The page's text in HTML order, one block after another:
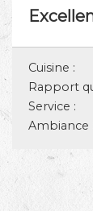
Cuisine :
Rapport
Service :
Ambiance :